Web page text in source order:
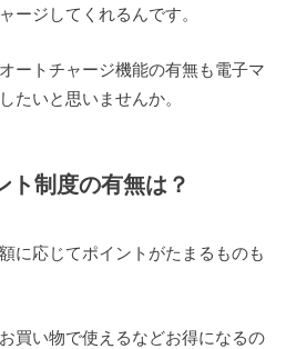
ージしてくれるんです。
ートチャージ機能の有無も電子マ
たいと思いませんか。
ト制度の有無は？
に応じてポイントがたまるものも
買い物で使えるなどお得になるの